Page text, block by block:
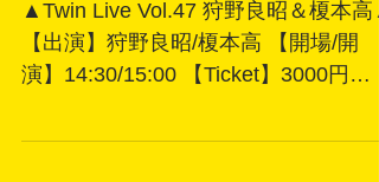
中 瞳 / 夏海 ジュン / しげ蔵 /みとめひ
り7/12（日）Twin Live Vol.47
狩野良昭＆榎本高
▲Twin Live Vol.47 狩野良昭＆榎本高